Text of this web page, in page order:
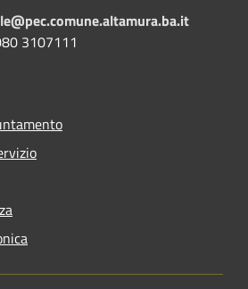
3107111